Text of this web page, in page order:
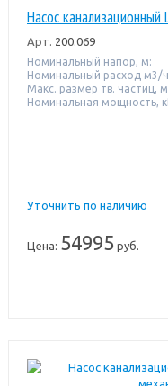
Насос
Арт. 200.069
Номинальный напор, м:
Номинальный расход м3/
Макс. размер тв. частиц,
Номинальная мощность,
Уточнить по наличию
Цена: 54995 руб.